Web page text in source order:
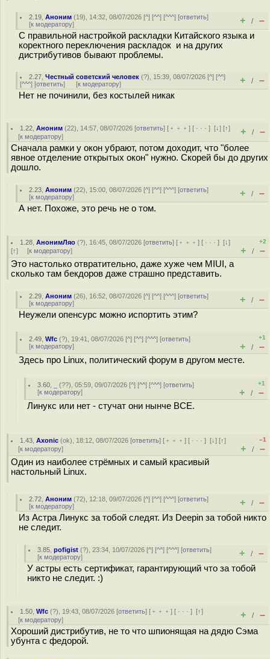
2.19 ,Аноним (19), 14:32, 08/07/2026 [^] [^^] [^^^] [ответить]
[к модератору] + / –
С правильной настройкой раскладки Китайского языка и
коректного переключения раскладок и на других
дистрибутивов бывают проблемы.
2.27 ,Честный советский человек (?), 15:39, 08/07/2026 [^] [^^]
[^^^] [ответить] [к модератору] + / –
Нет не починили, без костылей никак
1.22 ,Аноним (22), 14:57, 08/07/2026 [ответить] [ ﹢﹢﹢] [ · · ·][↓] [↑]
[к модератору] + / –
Сначала рамки у окон убрают, потом доходит, что "более
явное отделение открытых окон" нужно. Скорей бы до других
дошло.
2.23 ,Аноним (22), 15:00, 08/07/2026 [^] [^^] [^^^] [ответить]
[к модератору] + / –
А нет. Похоже, это речь не о том.
1.28 ,АнонимЛяо (?), 16:45, 08/07/2026 [ответить] [ ﹢﹢﹢] [ · · ·][↓]
[↑] [к модератору]
+2
+ / –
Это настолько отвратительно, даже хуже чем MIUI, а
сколько там бекдоров даже страшно представить.
2.29 ,Аноним (26), 16:52, 08/07/2026 [^] [^^] [^^^] [ответить]
[к модератору] + / –
Неужели опенсурс можно испортить этим?
2.49 ,Wfc (?), 19:41, 08/07/2026 [^] [^^] [^^^] [ответить]
[к модератору]
+1
+ / –
Здесь про Linux, политический форум в другом месте.
3.60 (??), 05:59, 09/07/2026 [^] [^^] [^^^] [ответить]
[к модератору]
+1
+ / –
Линукс или нет - стучат они нынче ВСЕ.
1.43 ,Axonic (ok), 18:12, 08/07/2026 [ответить] [ ﹢﹢﹢] [ · · ·][↓] [↑]
[к модератору]
–1
+ / –
Один из наиболее стрёмных и самый красивый
настольный Linux.
2.72 ,Аноним (72), 12:18, 09/07/2026 [^] [^^] [^^^] [ответить]
[к модератору] + / –
Из Астра Линукс за тобой следят. Из Deepin за тобой никто
не следит.
3.85 ,pofigist (?), 23:34, 10/07/2026 [^] [^^] [^^^] [ответить]
[к модератору] + / –
У астры есть сертификат, гарантирующий что за тобой
никто не следит. :)
1.50 ,Wfc (?), 19:43, 08/07/2026 [ответить] [ ﹢﹢﹢] [ · · ·][↑]
[к модератору] + / –
Хороший дистрибутив, не то что шпионящая на дядю Сэма
убунта с федорой.